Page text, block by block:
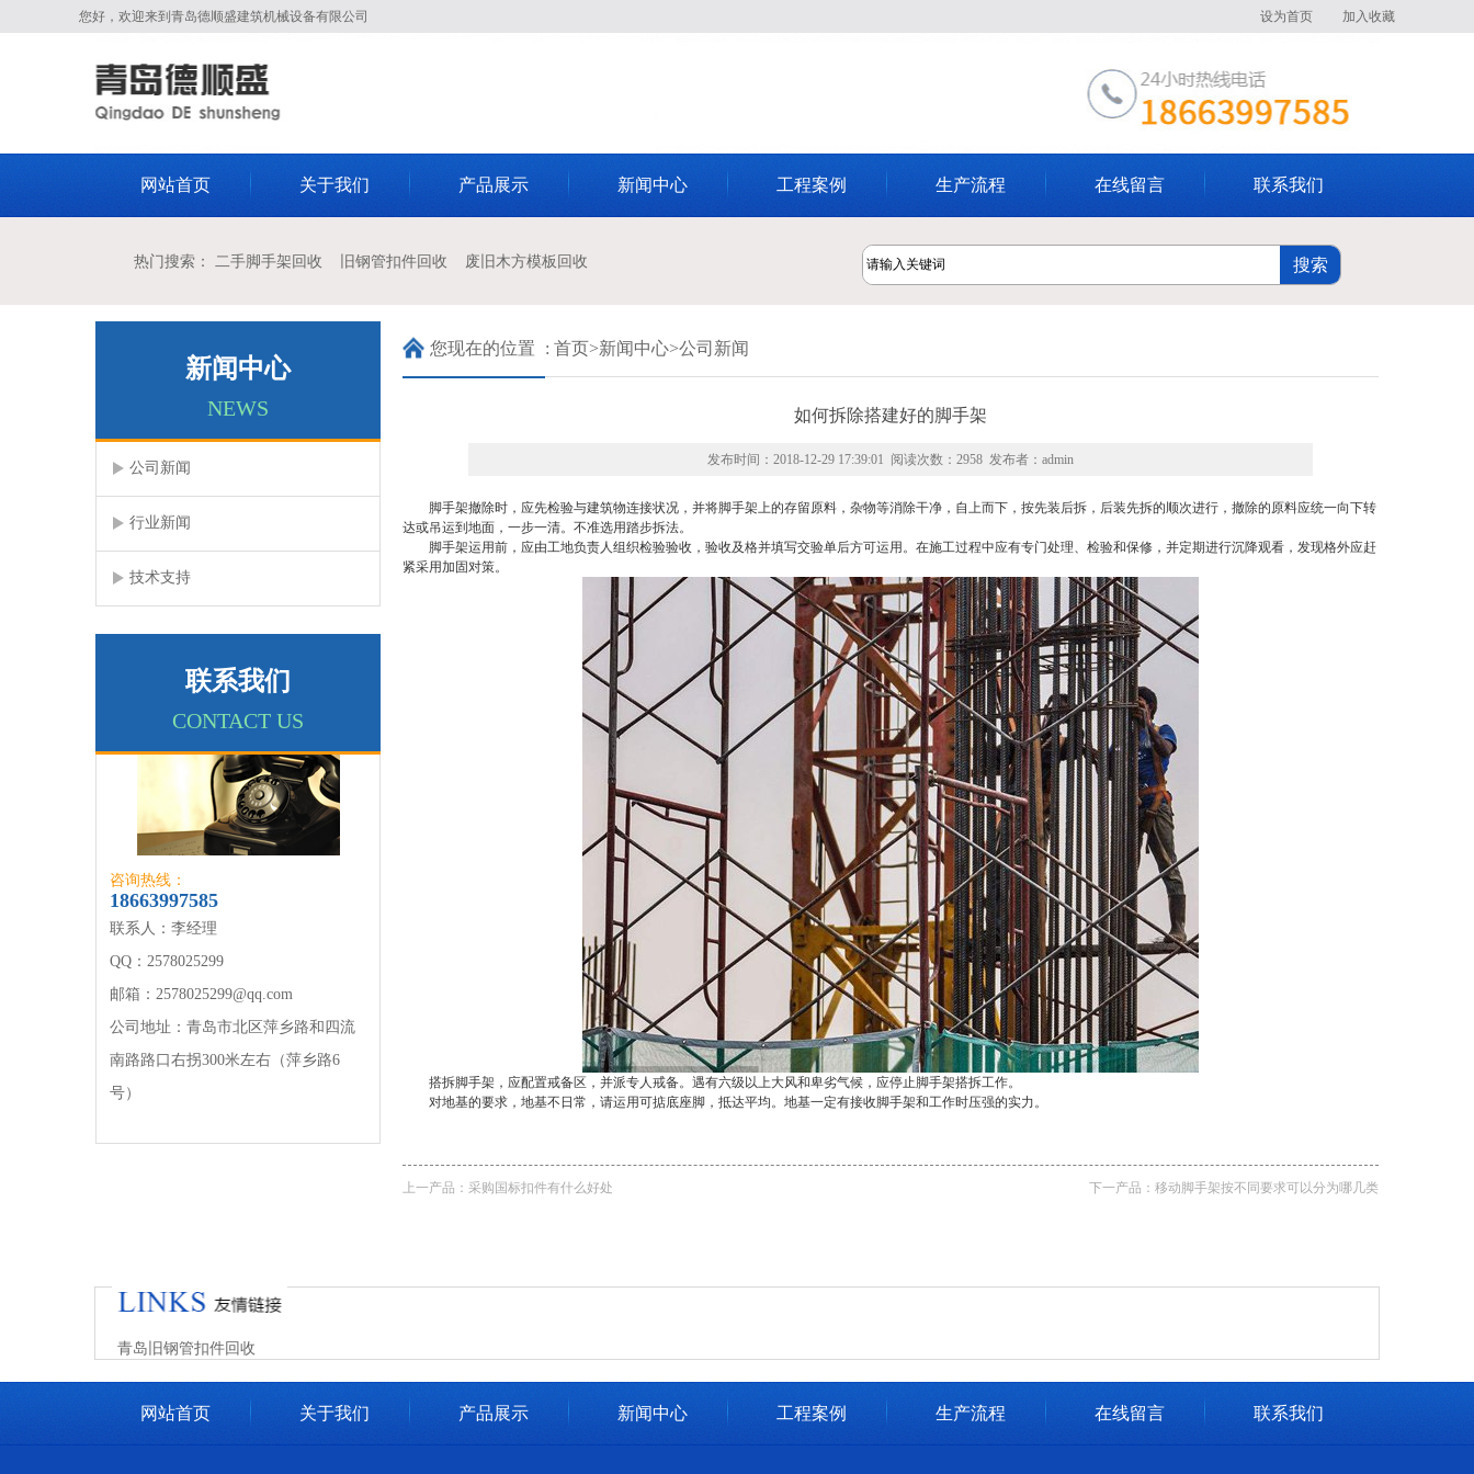
您好，欢迎来到青岛德顺盛建筑机械设备有限公司 设为首页 加入收藏
网站首页 关于我们 产品展示 新闻中心 工程案例 生产流程 在线留言 联系我们
热门搜索： 二手脚手架回收 旧钢管扣件回收 废旧木方模板回收
新闻中心
NEWS
公司新闻
行业新闻
技术支持
联系我们
CONTACT US
咨询热线：
18663997585
联系人：李经理
QQ：2578025299
邮箱：2578025299@qq.com
公司地址：青岛市北区萍乡路和四流
南路路口右拐300米左右（萍乡路6
号）
您现在的位置 : 首页>新闻中心>公司新闻
如何拆除搭建好的脚手架
发布时间：2018-12-29 17:39:01 阅读次数：2958 发布者：admin
脚手架撤除时，应先检验与建筑物连接状况，并将脚手架上的存留原料，杂物等消除干净，自上而下，按先装后拆，后装先拆的顺次进行，撤除的原料应统一向下转
达或吊运到地面，一步一清。不准选用踏步拆法。
脚手架运用前，应由工地负责人组织检验验收，验收及格并填写交验单后方可运用。在施工过程中应有专门处理、检验和保修，并定期进行沉降观看，发现格外应赶
紧采用加固对策。
搭拆脚手架，应配置戒备区，并派专人戒备。遇有六级以上大风和卑劣气候，应停止脚手架搭拆工作。
对地基的要求，地基不日常，请运用可掂底座脚，抵达平均。地基一定有接收脚手架和工作时压强的实力。
上一产品： 采购国标扣件有什么好处 下一产品： 移动脚手架按不同要求可以分为哪几类
青岛旧钢管扣件回收
网站首页 关于我们 产品展示 新闻中心 工程案例 生产流程 在线留言 联系我们